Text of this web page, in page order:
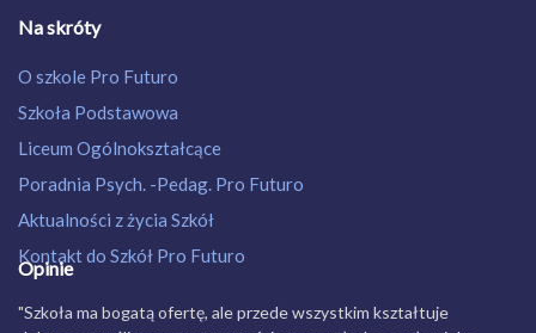
Na skróty
O szkole Pro Futuro
Szkoła Podstawowa
Liceum Ogólnokształcące
Poradnia Psych. -Pedag. Pro Futuro
Aktualności z życia Szkół
Kontakt do Szkół Pro Futuro
Opinie
"Szkoła ma bogatą ofertę, ale przede wszystkim kształtuje